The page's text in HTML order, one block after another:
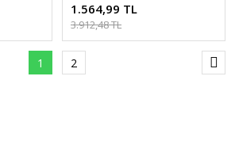
1.564,99 TL
3.912,48 TL
1 2